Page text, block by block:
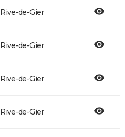
Rive-de-Gier
Rive-de-Gier
Rive-de-Gier
Rive-de-Gier